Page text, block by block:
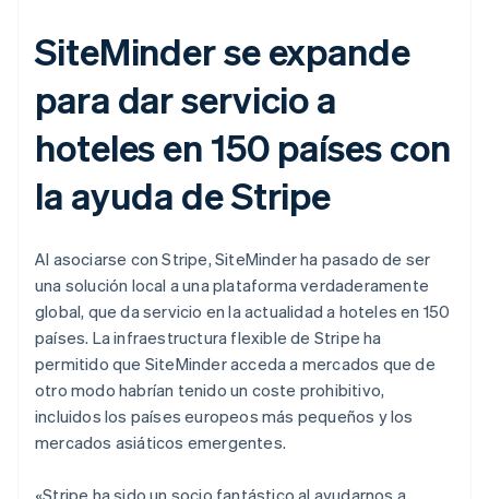
SiteMinder se expande
para dar servicio a
hoteles en 150 países con
la ayuda de Stripe
Al asociarse con Stripe, SiteMinder ha pasado de ser
una solución local a una plataforma verdaderamente
global, que da servicio en la actualidad a hoteles en 150
países. La infraestructura flexible de Stripe ha
permitido que SiteMinder acceda a mercados que de
otro modo habrían tenido un coste prohibitivo,
incluidos los países europeos más pequeños y los
mercados asiáticos emergentes.
«Stripe ha sido un socio fantástico al ayudarnos a